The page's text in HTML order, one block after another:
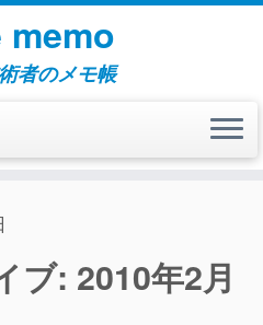
memo
者のメモ帳
ブ: 2010年2月